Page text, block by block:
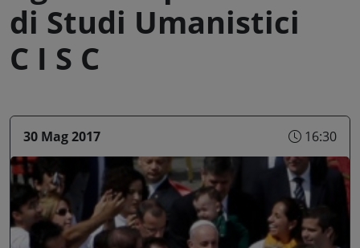
di Studi Umanistici
C I S C
30 Mag 2017 16:30